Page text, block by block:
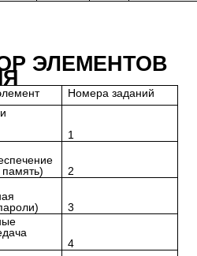
ЭЛЕМЕНТОВ
Номера заданий
1
2
3
4